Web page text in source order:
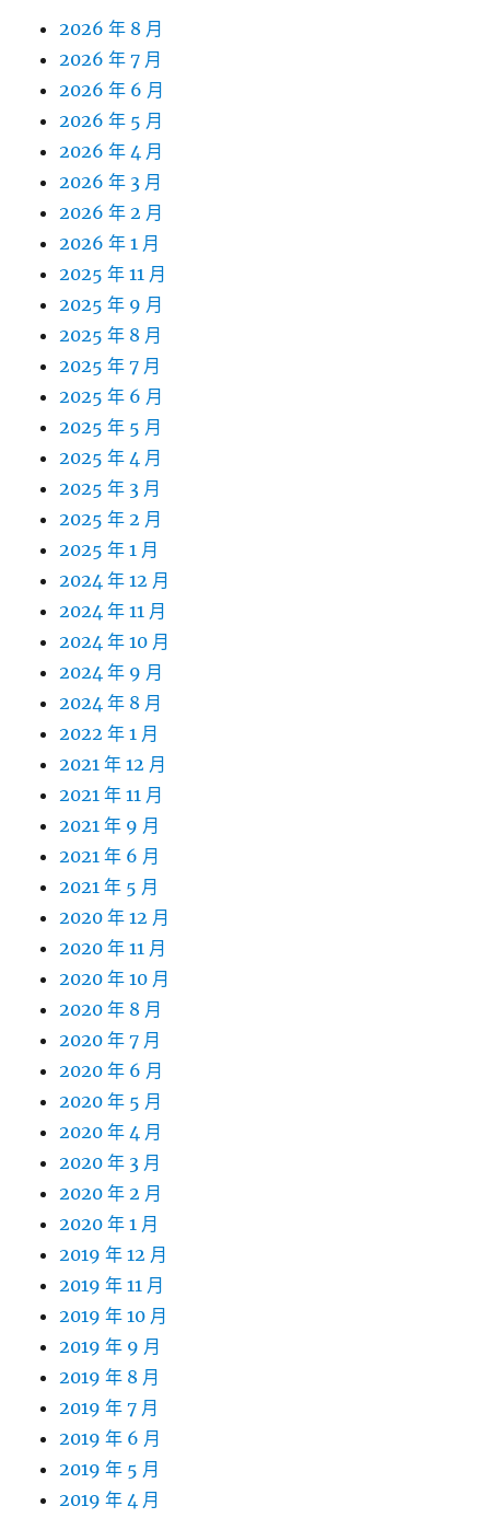
2026 年 8 月
2026 年 7 月
2026 年 6 月
2026 年 5 月
2026 年 4 月
2026 年 3 月
2026 年 2 月
2026 年 1 月
2025 年 11 月
2025 年 9 月
2025 年 8 月
2025 年 7 月
2025 年 6 月
2025 年 5 月
2025 年 4 月
2025 年 3 月
2025 年 2 月
2025 年 1 月
2024 年 12 月
2024 年 11 月
2024 年 10 月
2024 年 9 月
2024 年 8 月
2022 年 1 月
2021 年 12 月
2021 年 11 月
2021 年 9 月
2021 年 6 月
2021 年 5 月
2020 年 12 月
2020 年 11 月
2020 年 10 月
2020 年 8 月
2020 年 7 月
2020 年 6 月
2020 年 5 月
2020 年 4 月
2020 年 3 月
2020 年 2 月
2020 年 1 月
2019 年 12 月
2019 年 11 月
2019 年 10 月
2019 年 9 月
2019 年 8 月
2019 年 7 月
2019 年 6 月
2019 年 5 月
2019 年 4 月